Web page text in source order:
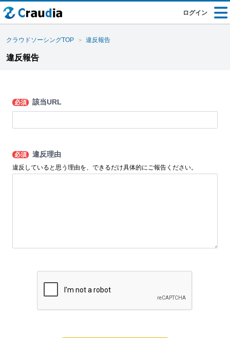
ログイン
クラウドソーシングTOP 違反報告
違反報告
必須 該当URL
必須 違反理由
違反していると思う理由を、できるだけ具体的にご報告ください。